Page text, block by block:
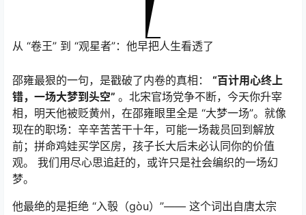
从 “卷王” 到 “观星者”：他早把人生看透了
邵雍最狠的一句，是戳破了内卷的真相： “百计用心终上
错，一场大梦到头空” 。北宋官场党争不断，今天你升宰
相，明天他被贬黄州，在邵雍眼里全是 “大梦一场”。就像
现在的职场：辛辛苦苦干十年，可能一场裁员回到解放
前；拼命鸡娃买学区房，孩子长大后未必认同你的价值
观。 我们用尽心思追赶的，或许只是社会编织的一场幻
梦。
他最绝的是拒绝 “入彀（gòu）”—— 这个词出自唐太宗